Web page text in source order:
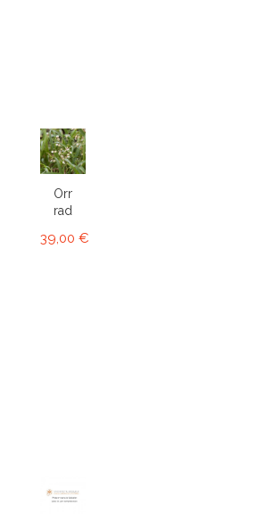
Ornithophora
radicans...
39,00 €